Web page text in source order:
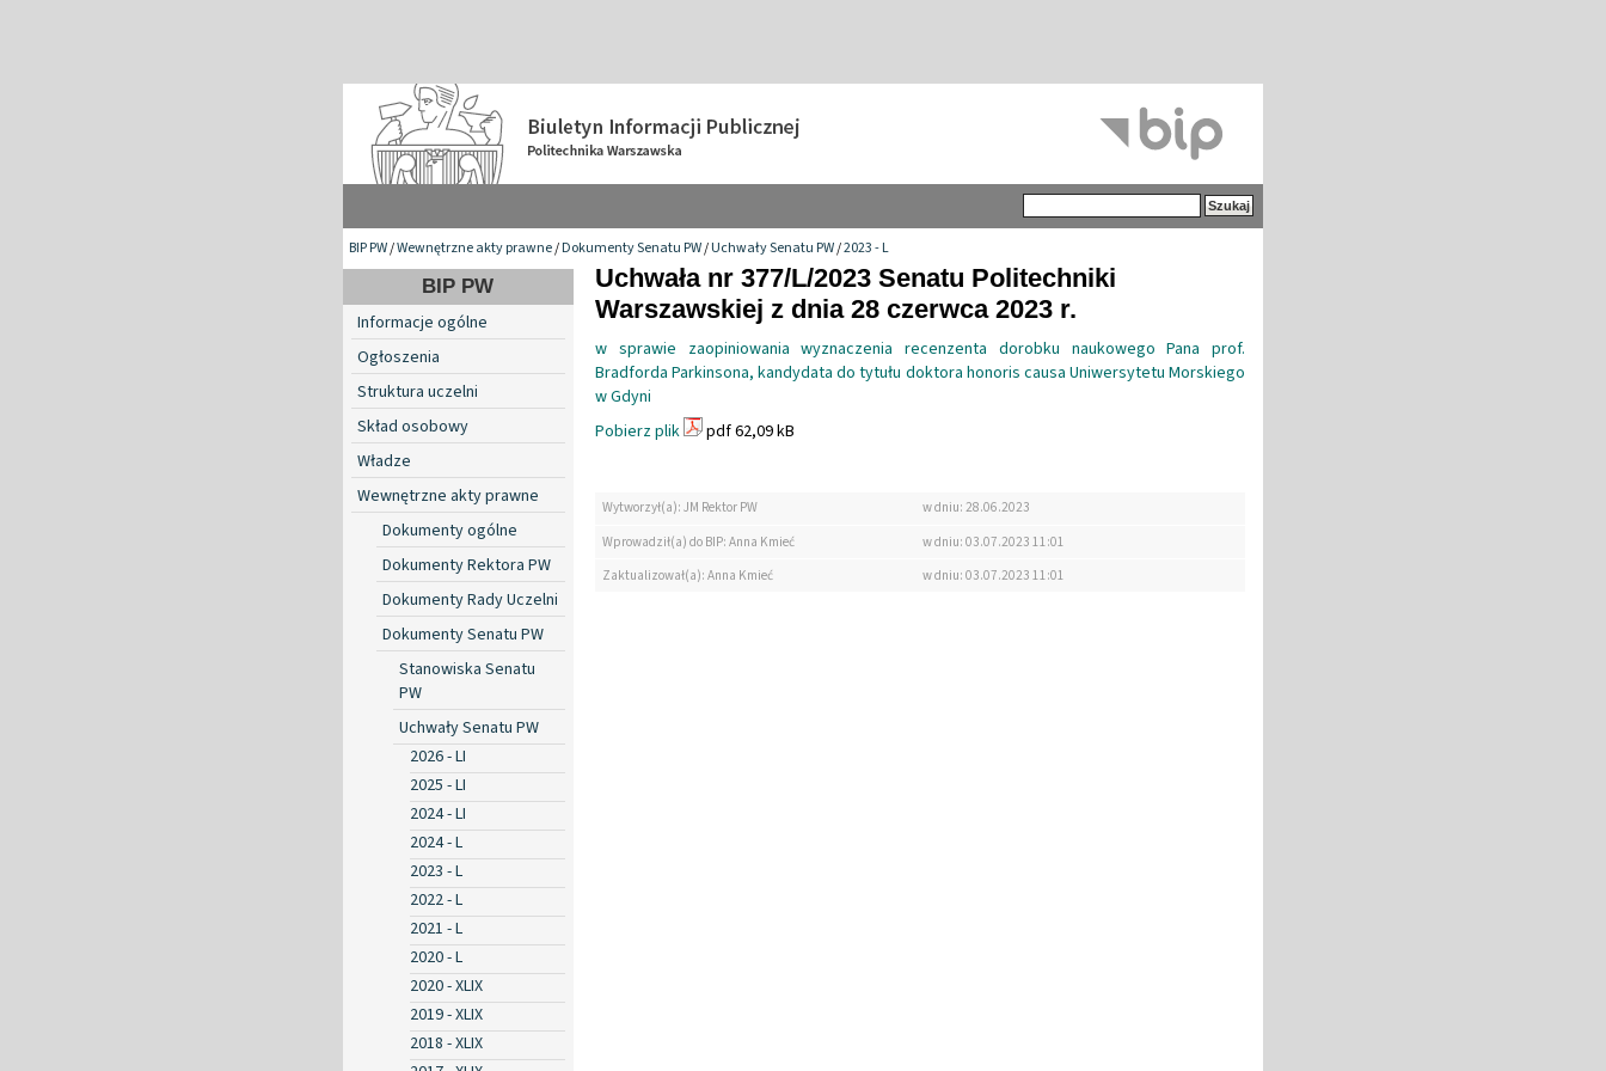
BIP PW/Wewnętrzne akty prawne/Dokumenty Senatu PW/Uchwały Senatu PW/2023 - L
BIP PW
Informacje ogólne
Ogłoszenia
Struktura uczelni
Skład osobowy
Władze
Wewnętrzne akty prawne
Dokumenty ogólne
Dokumenty Rektora PW
Dokumenty Rady Uczelni
Dokumenty Senatu PW
Stanowiska Senatu
PW
Uchwały Senatu PW
2026 - LI
2025 - LI
2024 - LI
2024 - L
2023 - L
2022 - L
2021 - L
2020 - L
2020 - XLIX
2019 - XLIX
2018 - XLIX
Uchwała nr 377/L/2023 Senatu Politechniki
Warszawskiej z dnia 28 czerwca 2023 r.
w sprawie zaopiniowania wyznaczenia recenzenta dorobku naukowego Pana prof.
Bradforda Parkinsona, kandydata do tytułu doktora honoris causa Uniwersytetu Morskiego
w Gdyni
Pobierz plik
pdf 62,09 kB
Wytworzył(a): JM Rektor PW
w dniu: 28.06.2023
Wprowadził(a) do BIP: Anna Kmieć
w dniu: 03.07.2023 11:01
Zaktualizował(a): Anna Kmieć
w dniu: 03.07.2023 11:01